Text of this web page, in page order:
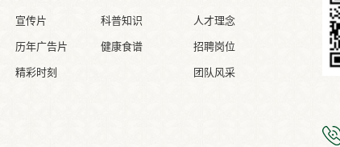
宣传片
历年广告片
精彩时刻
科普知识
健康食谱
人才理念
招聘岗位
团队风采